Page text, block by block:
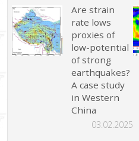
Are strain
rate lows
proxies of
low-potential
of strong
earthquakes?
A case study
in Western
China
03.02.2025